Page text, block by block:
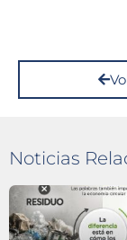
Noticias